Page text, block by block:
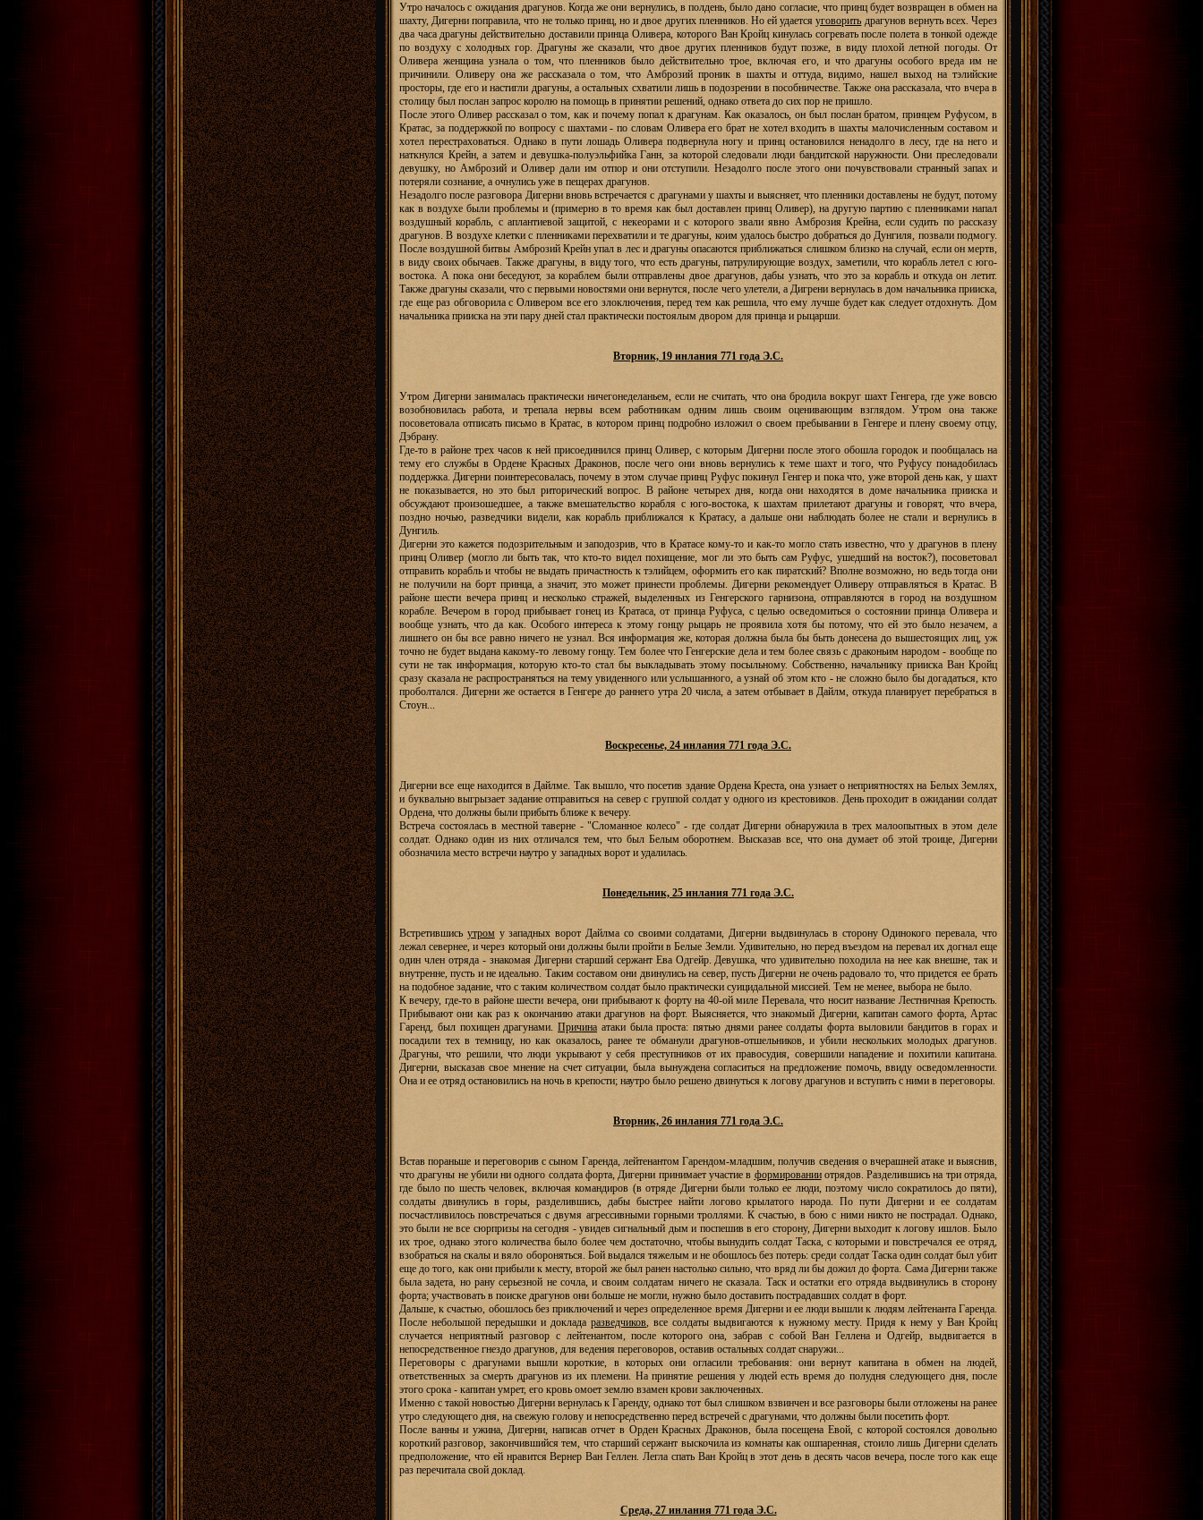
Утро началось с ожидания драгунов. Когда же они вернулись, в полдень, было дано согласие, что принц будет возвращен в обмен на
шахту, Дигерни поправила, что не только принц, но и двое других пленников. Но ей удаетсяуговорить драгунов вернуть всех. Через
два часа драгуны действительно доставили принца Оливера, которого Ван Кройц кинулась согревать после полета в тонкой одежде
по воздуху с холодных гор. Драгуны же сказали, что двое других пленников будут позже, в виду плохой летной погоды. От
Оливера женщина узнала о том, что пленников было действительно трое, включая его, и что драгуны особого вреда им не
причинили. Оливеру она же рассказала о том, что Амброзий проник в шахты и оттуда, видимо, нашел выход на тэлийские
просторы, где его и настигли драгуны, а остальных схватили лишь в подозрении в пособничестве. Также она рассказала, что вчера в
столицу был послан запрос королю на помощь в принятии решений, однако ответа до сих пор не пришло.
После этого Оливер рассказал о том, как и почему попал к драгунам. Как оказалось, он был послан братом, принцем Руфусом, в
Кратас, за поддержкой по вопросу с шахтами - по словам Оливера его брат не хотел входить в шахты малочисленным составом и
хотел перестраховаться. Однако в пути лошадь Оливера подвернула ногу и принц остановился ненадолго в лесу, где на него и
наткнулся Крейн, а затем и девушка-полуэльфийка Ганн, за которой следовали люди бандитской наружности. Они преследовали
девушку, но Амброзий и Оливер дали им отпор и они отступили. Незадолго после этого они почувствовали странный запах и
потеряли сознание, а очнулись уже в пещерах драгунов.
Незадолго после разговора Дигерни вновь встречается с драгунами у шахты и выясняет, что пленники доставлены не будут, потому
как в воздухе были проблемы и (примерно в то время как был доставлен принц Оливер), на другую партию с пленниками напал
воздушный корабль, с аплантиевой защитой, с некеорами и с которого звали явно Амброзия Крейна, если судить по рассказу
драгунов. В воздухе клетки с пленниками перехватили и те драгуны, коим удалось быстро добраться до Дунгиля, позвали подмогу.
После воздушной битвы Амброзий Крейн упал в лес и драгуны опасаются приближаться слишком близко на случай, если он мертв,
в виду своих обычаев. Также драгуны, в виду того, что есть драгуны, патрулирующие воздух, заметили, что корабль летел с юго-
востока. А пока они беседуют, за кораблем были отправлены двое драгунов, дабы узнать, что это за корабль и откуда он летит.
Также драгуны сказали, что с первыми новостями они вернутся, после чего улетели, а Дигрени вернулась в дом начальника прииска,
где еще раз обговорила с Оливером все его злоключения, перед тем как решила, что ему лучше будет как следует отдохнуть. Дом
начальника прииска на эти пару дней стал практически постоялым двором для принца и рыцарши.
Вторник, 19 инлания 771 года Э.С.
Утром Дигерни занималась практически ничегонеделаньем, если не считать, что она бродила вокруг шахт Генгера, где уже вовсю
возобновилась работа, и трепала нервы всем работникам одним лишь своим оценивающим взглядом. Утром она также
посоветовала отписать письмо в Кратас, в котором принц подробно изложил о своем пребывании в Генгере и плену своему отцу,
Дэбрану.
Где-то в районе трех часов к ней присоединился принц Оливер, с которым Дигерни после этого обошла городок и пообщалась на
тему его службы в Ордене Красных Драконов, после чего они вновь вернулись к теме шахт и того, что Руфусу понадобилась
поддержка. Дигерни поинтересовалась, почему в этом случае принц Руфус покинул Генгер и пока что, уже второй день как, у шахт
не показывается, но это был риторический вопрос. В районе четырех дня, когда они находятся в доме начальника прииска и
обсуждают произошедшее, а также вмешательство корабля с юго-востока, к шахтам прилетают драгуны и говорят, что вчера,
поздно ночью, разведчики видели, как корабль приближался к Кратасу, а дальше они наблюдать более не стали и вернулись в
Дунгиль.
Дигерни это кажется подозрительным и заподозрив, что в Кратасе кому-то и как-то могло стать известно, что у драгунов в плену
принц Оливер (могло ли быть так, что кто-то видел похищение, мог ли это быть сам Руфус, ушедший на восток?), посоветовал
отправить корабль и чтобы не выдать причастность к тэлийцем, оформить его как пиратский? Вполне возможно, но ведь тогда они
не получили на борт принца, а значит, это может принести проблемы. Дигерни рекомендует Оливеру отправляться в Кратас. В
районе шести вечера принц и несколько стражей, выделенных из Генгерского гарнизона, отправляются в город на воздушном
корабле. Вечером в город прибывает гонец из Кратаса, от принца Руфуса, с целью осведомиться о состоянии принца Оливера и
вообще узнать, что да как. Особого интереса к этому гонцу рыцарь не проявила хотя бы потому, что ей это было незачем, а
лишнего он бы все равно ничего не узнал. Вся информация же, которая должна была бы быть донесена до вышестоящих лиц, уж
точно не будет выдана какому-то левому гонцу. Тем более что Генгерские дела и тем более связь с драконьим народом - вообще по
сути не так информация, которую кто-то стал бы выкладывать этому посыльному. Собственно, начальнику прииска Ван Кройц
сразу сказала не распространяться на тему увиденного или услышанного, а узнай об этом кто - не сложно было бы догадаться, кто
проболтался. Дигерни же остается в Генгере до раннего утра 20 числа, а затем отбывает в Дайлм, откуда планирует перебраться в
Стоун...
Воскресенье, 24 инлания 771 года Э.С.
Дигерни все еще находится в Дайлме. Так вышло, что посетив здание Ордена Креста, она узнает о неприятностях на Белых Землях,
и буквально выгрызает задание отправиться на север с группой солдат у одного из крестовиков. День проходит в ожидании солдат
Ордена, что должны были прибыть ближе к вечеру.
Встреча состоялась в местной таверне - "Сломанное колесо" - где солдат Дигерни обнаружила в трех малоопытных в этом деле
солдат. Однако один из них отличался тем, что был Белым оборотнем. Высказав все, что она думает об этой троице, Дигерни
обозначила место встречи наутро у западных ворот и удалилась.
Понедельник, 25 инлания 771 года Э.С.
Встретившись утрому западных ворот Дайлма со своими солдатами, Дигерни выдвинулась в сторону Одинокого перевала, что
лежал севернее, и через который они должны были пройти в Белые Земли. Удивительно, но перед въездом на перевал их догнал еще
один член отряда - знакомая Дигерни старший сержант Ева Одгейр. Девушка, что удивительно походила на нее как внешне, так и
внутренне, пусть и не идеально. Таким составом они двинулись на север, пусть Дигерни не очень радовало то, что придется ее брать
на подобное задание, что с таким количеством солдат было практически суицидальной миссией. Тем не менее, выбора не было.
К вечеру, где-то в районе шести вечера, они прибывают к форту на 40-ой миле Перевала, что носит название Лестничная Крепость.
Прибывают они как раз к окончанию атаки драгунов на форт. Выясняется, что знакомый Дигерни, капитан самого форта, Артас
Гаренд, был похищен драгунами.Причина атаки была проста: пятью днями ранее солдаты форта выловили бандитов в горах и
посадили тех в темницу, но как оказалось, ранее те обманули драгунов-отшельников, и убили нескольких молодых драгунов.
Драгуны, что решили, что люди укрывают у себя преступников от их правосудия, совершили нападение и похитили капитана.
Дигерни, высказав свое мнение на счет ситуации, была вынуждена согласиться на предложение помочь, ввиду осведомленности.
Она и ее отряд остановились на ночь в крепости; наутро было решено двинуться к логову драгунов и вступить с ними в переговоры.
Вторник, 26 инлания 771 года Э.С.
Встав пораньше и переговорив с сыном Гаренда, лейтенантом Гарендом-младшим, получив сведения о вчерашней атаке и выяснив,
что драгуны не убили ни одного солдата форта, Дигерни принимает участие в формированииотрядов. Разделившись на три отряда,
где было по шесть человек, включая командиров (в отряде Дигерни были только ее люди, поэтому число сократилось до пяти),
солдаты двинулись в горы, разделившись, дабы быстрее найти логово крылатого народа. По пути Дигерни и ее солдатам
посчастливилось повстречаться с двумя агрессивными горными троллями. К счастью, в бою с ними никто не пострадал. Однако,
это были не все сюрпризы на сегодня - увидев сигнальный дым и поспешив в его сторону, Дигерни выходит к логову ишлов. Было
их трое, однако этого количества было более чем достаточно, чтобы вынудить солдат Таска, с которыми и повстречался ее отряд,
взобраться на скалы и вяло обороняться. Бой выдался тяжелым и не обошлось без потерь: среди солдат Таска один солдат был убит
еще до того, как они прибыли к месту, второй же был ранен настолько сильно, что вряд ли бы дожил до форта. Сама Дигерни также
была задета, но рану серьезной не сочла, и своим солдатам ничего не сказала. Таск и остатки его отряда выдвинулись в сторону
форта; участвовать в поиске драгунов они больше не могли, нужно было доставить пострадавших солдат в форт.
Дальше, к счастью, обошлось без приключений и через определенное время Дигерни и ее люди вышли к людям лейтенанта Гаренда.
После небольшой передышки и докладаразведчиков, все солдаты выдвигаются к нужному месту. Придя к нему у Ван Кройц
случается неприятный разговор с лейтенантом, после которого она, забрав с собой Ван Геллена и Одгейр, выдвигается в
непосредственное гнездо драгунов, для ведения переговоров, оставив остальных солдат снаружи...
Переговоры с драгунами вышли короткие, в которых они огласили требования: они вернут капитана в обмен на людей,
ответственных за смерть драгунов из их племени. На принятие решения у людей есть время до полудня следующего дня, после
этого срока - капитан умрет, его кровь омоет землю взамен крови заключенных.
Именно с такой новостью Дигерни вернулась к Гаренду, однако тот был слишком взвинчен и все разговоры были отложены на ранее
утро следующего дня, на свежую голову и непосредственно перед встречей с драгунами, что должны были посетить форт.
После ванны и ужина, Дигерни, написав отчет в Орден Красных Драконов, была посещена Евой, с которой состоялся довольно
короткий разговор, закончившийся тем, что старший сержант выскочила из комнаты как ошпаренная, стоило лишь Дигерни сделать
предположение, что ей нравится Вернер Ван Геллен. Легла спать Ван Кройц в этот день в десять часов вечера, после того как еще
раз перечитала свой доклад.
Среда, 27 инлания 771 года Э.С.